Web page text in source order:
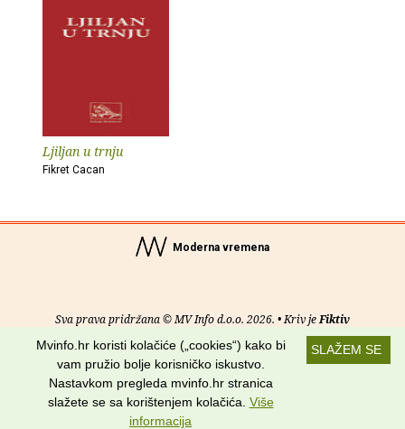
Ljiljan u trnju
Fikret Cacan
Moderna vremena
Sva prava pridržana © MV Info d.o.o. 2026. • Kriv jeFiktiv
Uvjeti korištenja RSS kanali
Potraži nas na:
SLAŽEM SE
Mvinfo.hr koristi kolačiće („cookies“) kako bi
vam pružio bolje korisničko iskustvo.
Nastavkom pregleda mvinfo.hr stranica
slažete se sa korištenjem kolačića. Više
informacija